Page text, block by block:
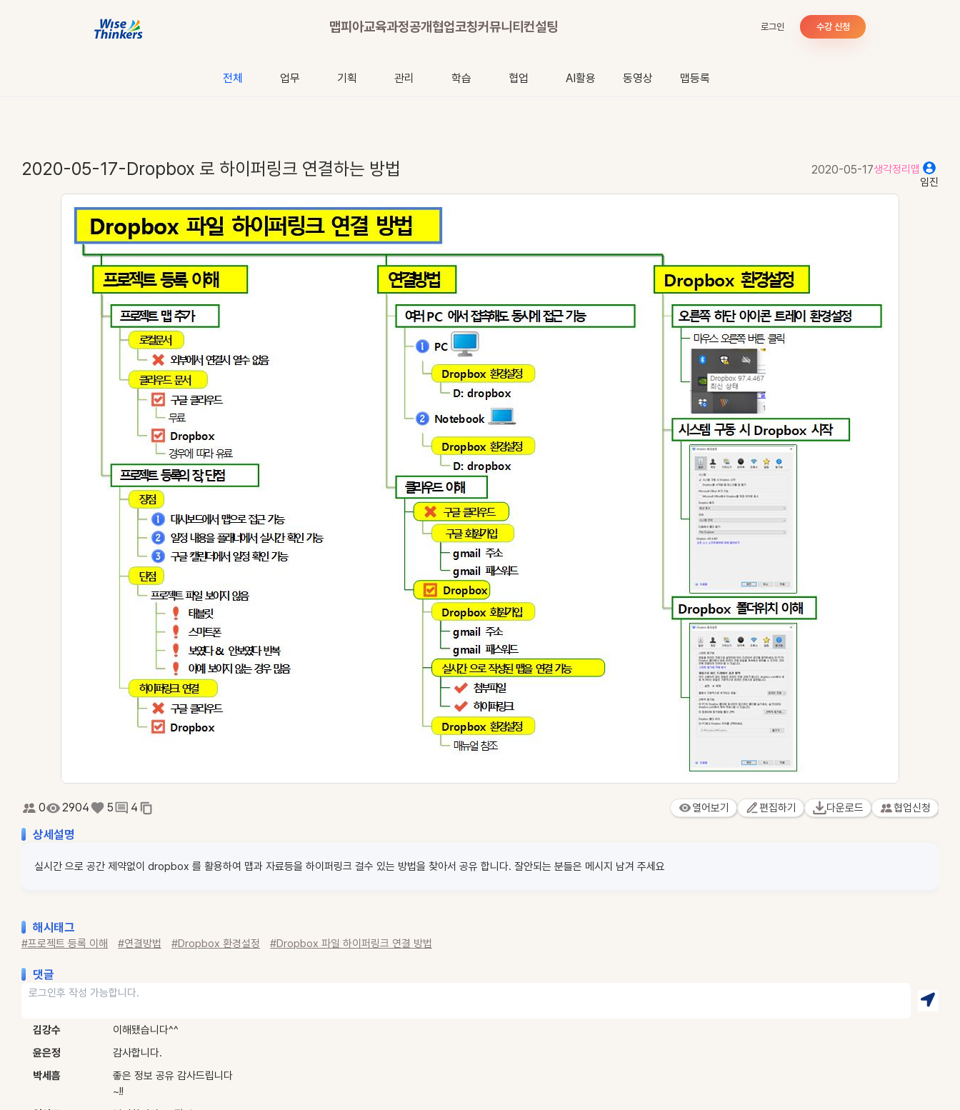
맵피아교육과정공개협업코칭커뮤니티컨설팅 로그인 수강 신청
전체 업무 기획 관리 학습 협업 AI활용 동영상 맵등록
2020-05-17-Dropbox 로 하이퍼링크 연결하는 방법 2020-05-17생각정리맵
임진
0 2904 5 4 열어보기 편집하기 다운로드 협업신청
상세설명
실시간 으로 공간 제약없이 dropbox 를 활용하여 맵과 자료등을 하이퍼링크 걸수 있는 방법을 찾아서 공유 합니다. 잘안되는 분들은 메시지 남겨 주세요
해시태그
#프로젝트 등록 이해 #연결방법 #Dropbox 환경설정 #Dropbox 파일 하이퍼링크 연결 방법
댓글
김강수
이해됐습니다^^
윤은정
감사합니다.
박세흠
좋은 정보 공유 감사드립니다
~!!